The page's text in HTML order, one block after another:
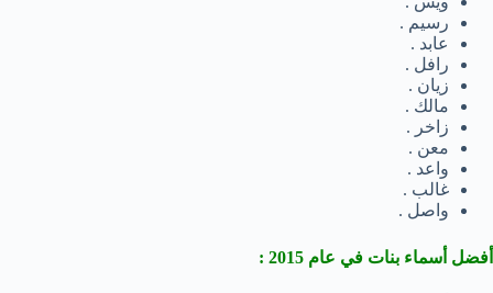
رسيم .
عابد .
رافل .
زيان .
مالك .
زاخر .
معن .
واعد .
غالب .
واصل .
أفضل أسماء بنات في عام 2015 :